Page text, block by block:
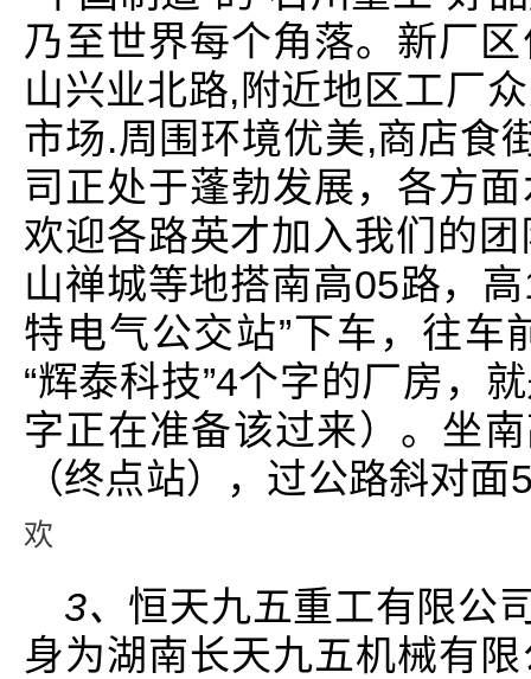
乃至世界每个角落。新厂
山兴业北路,附近地区工厂
市场.周围环境优美,商店食
司正处于蓬勃发展，各方
欢迎各路英才加入我们的
山禅城等地搭南高05路，
特电气公交站”下车，往车
“辉泰科技”4个字的厂房，
字正在准备该过来）。坐
（终点站），过公路斜对
欢
3、 恒天九五重工有限公
身为湖南长天九五机械有